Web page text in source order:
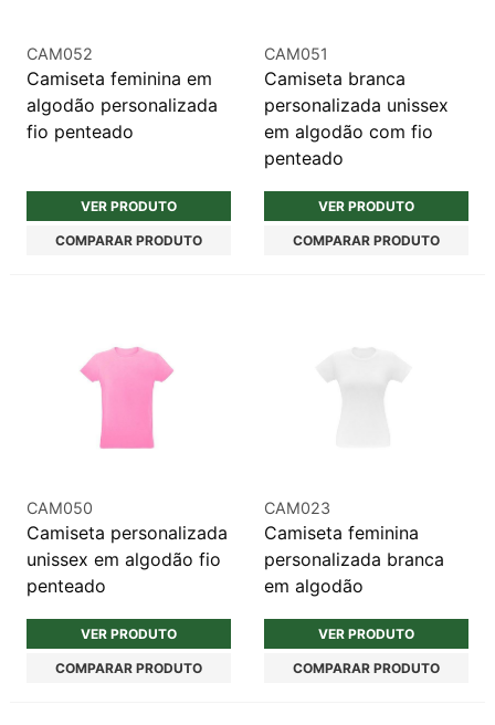
CAM052
Camiseta feminina em
algodão personalizada
fio penteado
VER PRODUTO
COMPARAR PRODUTO
CAM051
Camiseta branca
personalizada unissex
em algodão com fio
penteado
VER PRODUTO
COMPARAR PRODUTO
CAM050
Camiseta personalizada
unissex em algodão fio
penteado
VER PRODUTO
COMPARAR PRODUTO
CAM023
Camiseta feminina
personalizada branca
em algodão
VER PRODUTO
COMPARAR PRODUTO